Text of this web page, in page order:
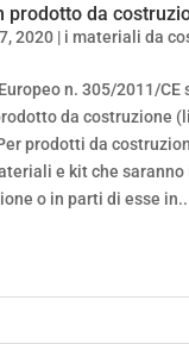
prodotto da
2020| i materiali da
n. 305/2011/CE
da costruzione
prodotti da
e kit che
o in parti di esse